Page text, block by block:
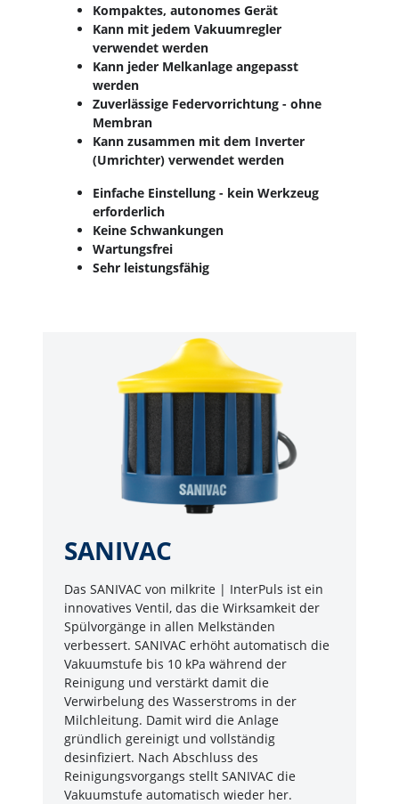
Kompaktes, autonomes Gerät
Kann mit jedem Vakuumregler
verwendet werden
Kann jeder Melkanlage angepasst
werden
Zuverlässige Federvorrichtung - ohne
Membran
Kann zusammen mit dem Inverter
(Umrichter) verwendet werden
Einfache Einstellung - kein Werkzeug
erforderlich
Keine Schwankungen
Wartungsfrei
Sehr leistungsfähig
SANIVAC
Das SANIVAC von milkrite | InterPuls ist ein
innovatives Ventil, das die Wirksamkeit der
Spülvorgänge in allen Melkständen
verbessert. SANIVAC erhöht automatisch die
Vakuumstufe bis 10 kPa während der
Reinigung und verstärkt damit die
Verwirbelung des Wasserstroms in der
Milchleitung. Damit wird die Anlage
gründlich gereinigt und vollständig
desinfiziert. Nach Abschluss des
Reinigungsvorgangs stellt SANIVAC die
Vakuumstufe automatisch wieder her.